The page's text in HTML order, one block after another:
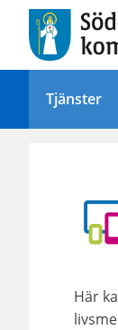
Tjänster
Här